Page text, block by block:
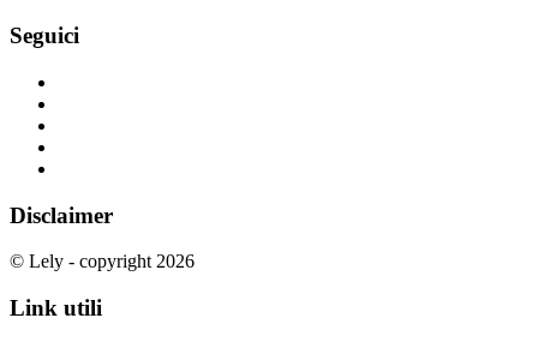
Seguici
Disclaimer
© Lely - copyright 2026
Link utili